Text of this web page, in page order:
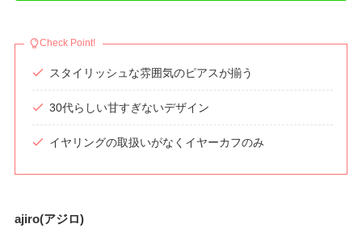
Check Point!
スタイリッシュな雰囲気のピアスが揃う
30代らしい甘すぎないデザイン
イヤリングの取扱いがなくイヤーカフのみ
ajiro(アジロ)